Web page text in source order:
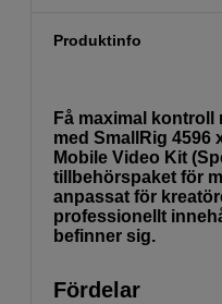
Produktinfo
Få maximal
med SmallRig 4596
Mobile Video Kit
tillbehörspaket för
anpassat för
professionellt
befinner sig.
Fördelar